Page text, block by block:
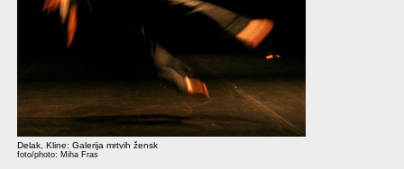
Delak, Kline: Galerija mrtvih žensk
foto/photo: Miha Fras